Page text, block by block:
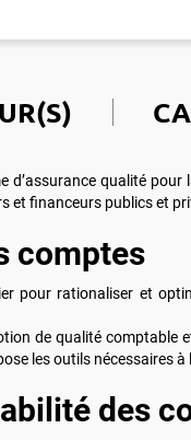
qualité
et financeurs publics et
comptes
pour rationaliser et
de qualité
les outils nécessaires
des